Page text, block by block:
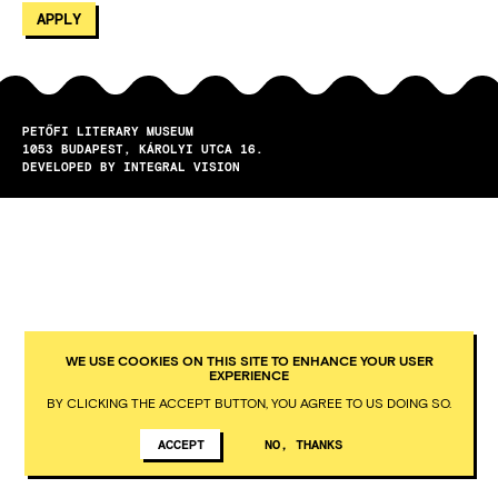
PETŐFI LITERARY MUSEUM
1053
BUDAPEST
KÁROLYI UTCA 16.
DEVELOPED BY INTEGRAL VISION
WE USE COOKIES ON THIS SITE TO ENHANCE YOUR USER
EXPERIENCE
BY CLICKING THE ACCEPT BUTTON, YOU AGREE TO US DOING SO.
ACCEPT NO, THANKS